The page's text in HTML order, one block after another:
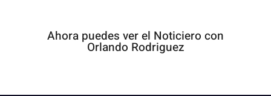
Ahora puedes ver el Noticiero con
Orlando Rodriguez